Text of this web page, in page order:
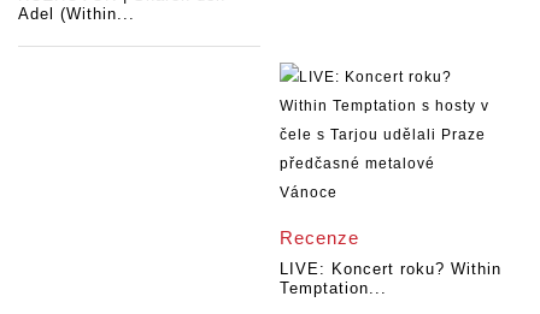
Adel (Within...
Recenze
LIVE: Koncert roku? Within
Temptation...